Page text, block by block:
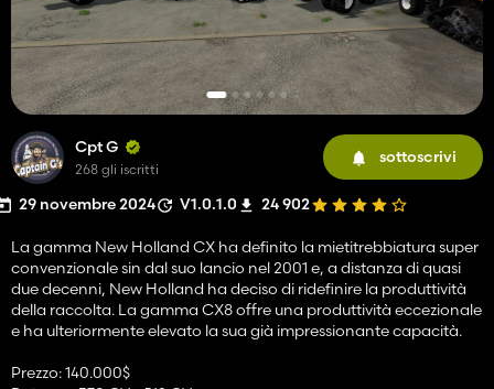
Cpt G
268 gli iscritti
sottoscrivi
29 novembre 2024 V1.0.1.0 24 902
La gamma New Holland CX ha definito la mietitrebbiatura super
convenzionale sin dal suo lancio nel 2001 e, a distanza di quasi
due decenni, New Holland ha deciso di ridefinire la produttività
della raccolta. La gamma CX8 offre una produttività eccezionale
e ha ulteriormente elevato la sua già impressionante capacità.
Prezzo: 140.000$